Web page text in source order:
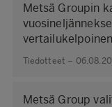
Metsä Groupin
Tiedotteet –
Metsä Group